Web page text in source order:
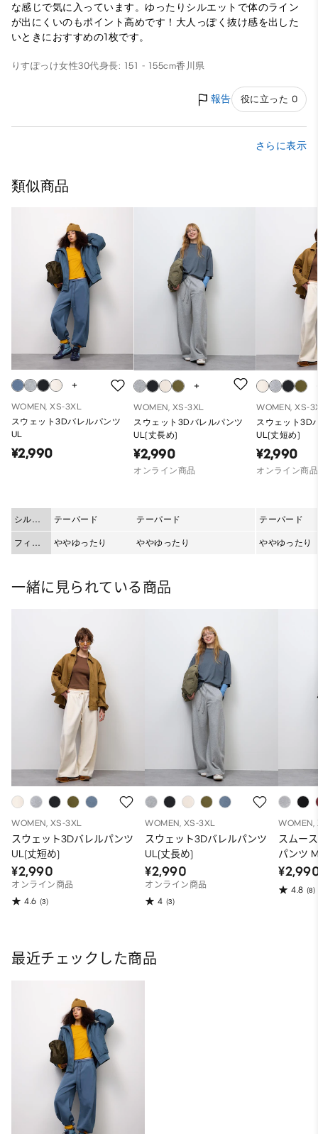
な感じで気に入っています。ゆったりシルエットで体のライン
が出にくいのもポイント高めです！大人っぽく抜け感を出した
いときにおすすめの1枚です。
りすぽっけ女性30代身長: 151 - 155cm香川県
報告 役に立った 0
さらに表示
類似商品
WOMEN, XS-3XL
スウェット3Dバレルパンツ
UL
¥2,990
シルエ
ット
テーパード
フィッ
ト
ややゆったり
WOMEN, XS-3XL
スウェット3Dバレルパンツ
UL(丈長め)
¥2,990
オンライン商品
テーパード
ややゆったり
WOMEN, XS-
スウェット3D
UL(丈短め)
¥2,990
オンライン商品
テーパード
ややゆったり
一緒に見られている商品
WOMEN, XS-3XL
スウェット3Dバレルパンツ
UL(丈短め)
¥2,990
オンライン商品
4.6 (3)
WOMEN, XS-3XL
スウェット3Dバレルパンツ
UL(丈長め)
¥2,990
オンライン商品
4 (3)
WOMEN,
スムー
パンツ
4.8 (8)
最近チェックした商品